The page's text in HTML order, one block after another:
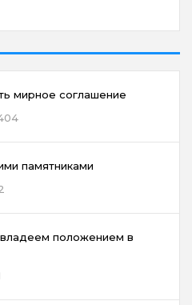
мирное соглашение
памятниками
положением в